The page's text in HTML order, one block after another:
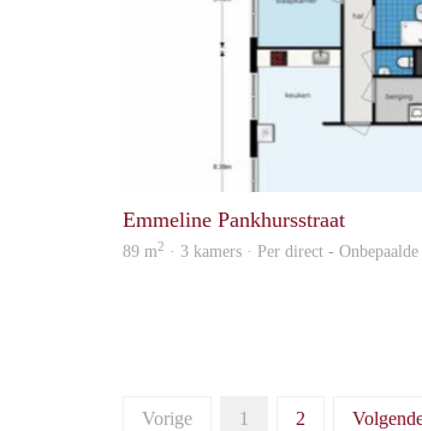
Emmeline Pankhursstraat
89 m2 · 3 kamers · Per direct -
Vorige 1 2